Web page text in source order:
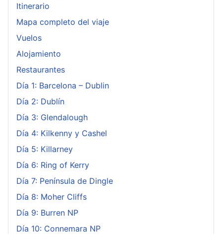
Itinerario
Mapa completo del viaje
Vuelos
Alojamiento
Restaurantes
Día 1: Barcelona – Dublin
Día 2: Dublín
Día 3: Glendalough
Día 4: Kilkenny y Cashel
Día 5: Killarney
Día 6: Ring of Kerry
Día 7: Península de Dingle
Día 8: Moher Cliffs
Día 9: Burren NP
Día 10: Connemara NP